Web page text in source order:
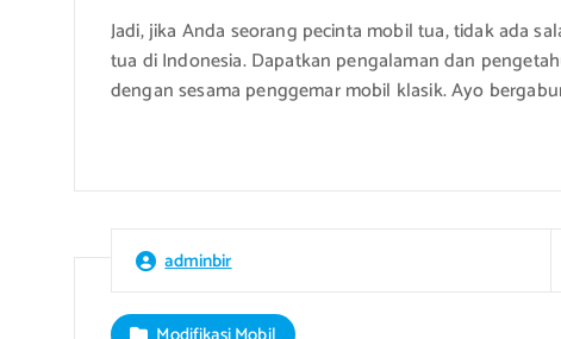
Jadi, jika Anda seorang pecinta mobil tua, tidak ada
tua di Indonesia. Dapatkan pengalaman dan
dengan sesama penggemar mobil klasik. Ayo
adminbir